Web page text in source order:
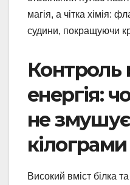
магія, а чітка хімія:
судини, покращуючи
Контроль
енергія:
не
кілограми
Високий вміст білка